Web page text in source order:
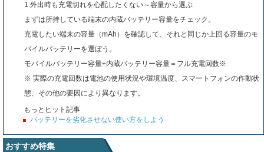
1.外出時も充電切れを心配したくない～容量から選ぶ
まずは所持している端末の内蔵バッテリー容量をチェック。
充電したい端末の容量（mAh）を確認して、それと同じか上回る容量のモ
バイルバッテリーを選ぼう。
モバイルバッテリー容量÷内蔵バッテリー容量＝フル充電回数※
※ 実際の充電回数は電池の使用状況や環境温度、スマートフォンの作動状
態、その他の要因により異なります。
もっとヒット記事
バッテリーを劣化させない使い方をしよう
おすすめ特集